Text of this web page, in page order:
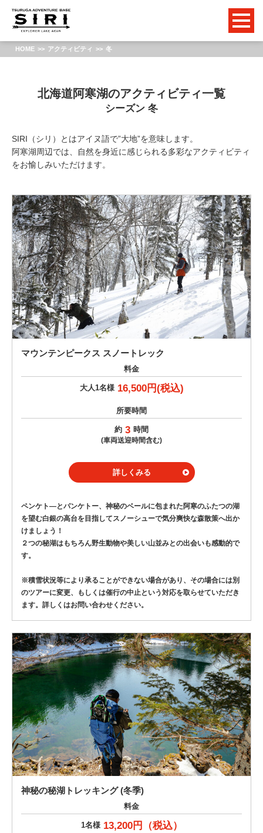
HOME アクティビティ 冬
北海道阿寒湖のアクティビティ一覧
シーズン 冬
SIRI（シリ）とはアイヌ語で”大地”を意味します。
阿寒湖周辺では、自然を身近に感じられる多彩なアクティビティ
をお愉しみいただけます。
マウンテンピークス スノートレック
料金
大人1名様 16,500円(税込)
所要時間
約 3 時間
(車両送迎時間含む)
詳しくみる
ペンケト―とパンケトー、神秘のベールに包まれた阿寒のふたつの湖
を望む白銀の高台を目指してスノーシューで気分爽快な森散策へ出か
けましょう！
２つの秘湖はもちろん野生動物や美しい山並みとの出会いも感動的で
す。
※積雪状況等により承ることができない場合があり、その場合には別
のツアーに変更、もしくは催行の中止という対応を取らせていただき
ます。詳しくはお問い合わせください。
神秘の秘湖トレッキング (冬季)
料金
1名様 13,200円（税込）